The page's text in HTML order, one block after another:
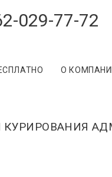
029-77-72
О